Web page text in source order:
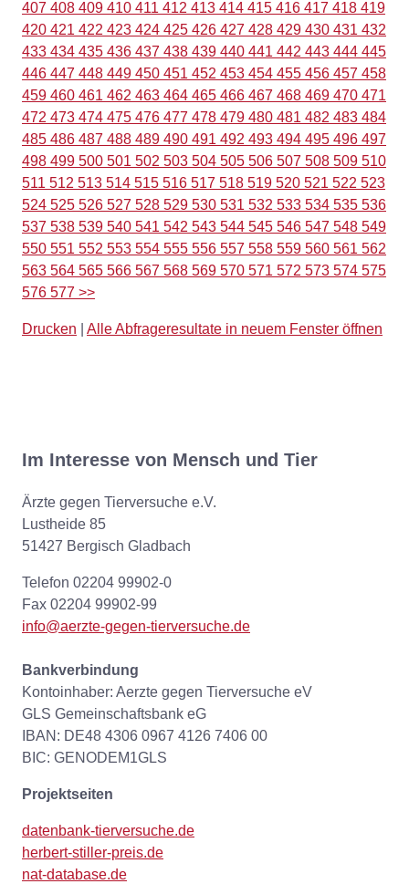
407 408 409 410 411 412 413 414 415 416 417 418 419
420 421 422 423 424 425 426 427 428 429 430 431 432
433 434 435 436 437 438 439 440 441 442 443 444 445
446 447 448 449 450 451 452 453 454 455 456 457 458
459 460 461 462 463 464 465 466 467 468 469 470 471
472 473 474 475 476 477 478 479 480 481 482 483 484
485 486 487 488 489 490 491 492 493 494 495 496 497
498 499 500 501 502 503 504 505 506 507 508 509 510
511 512 513 514 515 516 517 518 519 520 521 522 523
524 525 526 527 528 529 530 531 532 533 534 535 536
537 538 539 540 541 542 543 544 545 546 547 548 549
550 551 552 553 554 555 556 557 558 559 560 561 562
563 564 565 566 567 568 569 570 571 572 573 574 575
576 577 >>
Drucken Alle Abfrageresultate in neuem Fenster öffnen
Im Interesse von Mensch und Tier
Ärzte gegen Tierversuche e.V.
Lustheide 85
51427 Bergisch Gladbach
Telefon 02204 99902-0
Fax 02204 99902-99
info@aerzte-gegen-tierversuche.de
Bankverbindung
Kontoinhaber: Aerzte gegen Tierversuche eV
GLS Gemeinschaftsbank eG
IBAN: DE48 4306 0967 4126 7406 00
BIC: GENODEM1GLS
Projektseiten
datenbank-tierversuche.de
herbert-stiller-preis.de
nat-database.de